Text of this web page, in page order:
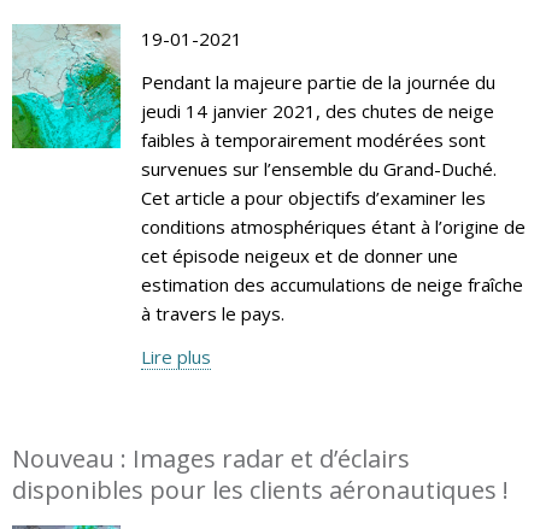
19-01-2021
Pendant la majeure partie de la journée du
jeudi 14 janvier 2021, des chutes de neige
faibles à temporairement modérées sont
survenues sur l’ensemble du Grand-Duché.
Cet article a pour objectifs d’examiner les
conditions atmosphériques étant à l’origine de
cet épisode neigeux et de donner une
estimation des accumulations de neige fraîche
à travers le pays.
Lire plus
Nouveau : Images radar et d’éclairs
disponibles pour les clients aéronautiques !